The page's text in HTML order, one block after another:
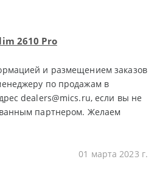
2610 Pro
и размещением заказов
по продажам в
dealers@mics.ru, если вы не
партнером. Желаем
01 марта 2023 г.